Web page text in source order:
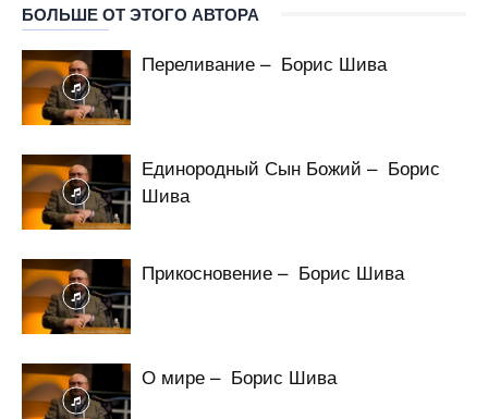
БОЛЬШЕ ОТ ЭТОГО АВТОРА
Переливание – Борис Шива
Единородный Сын Божий – Борис
Шива
Прикосновение – Борис Шива
О мире – Борис Шива